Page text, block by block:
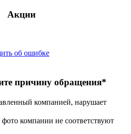
Акции
об ошибке
причину обращения*
компанией, нарушает
компании не соответствуют